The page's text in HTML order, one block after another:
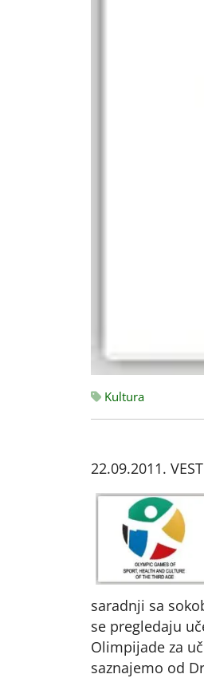
Kultura
22.09.2011.
saradnji sa
se pregledaju
Olimpijade za
saznajemo od